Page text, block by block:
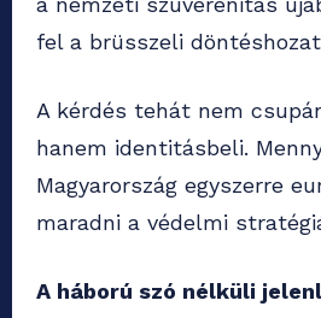
fel a brüsszeli
A kérdés tehát nem
hanem identitásbeli.
Magyarország egyszerre
maradni a védelmi
A háború szó nélküli